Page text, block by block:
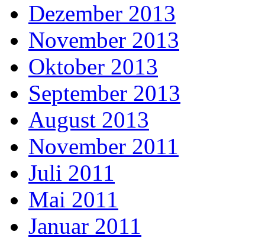
Dezember 2013
November 2013
Oktober 2013
September 2013
August 2013
November 2011
Juli 2011
Mai 2011
Januar 2011